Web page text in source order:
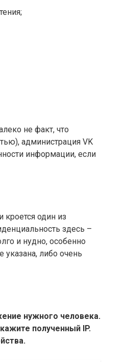
не факт, что
администрация VK
информации, если
один из
здесь –
и нудно, особенно
указана, либо очень
нужного человека.
полученный IP.